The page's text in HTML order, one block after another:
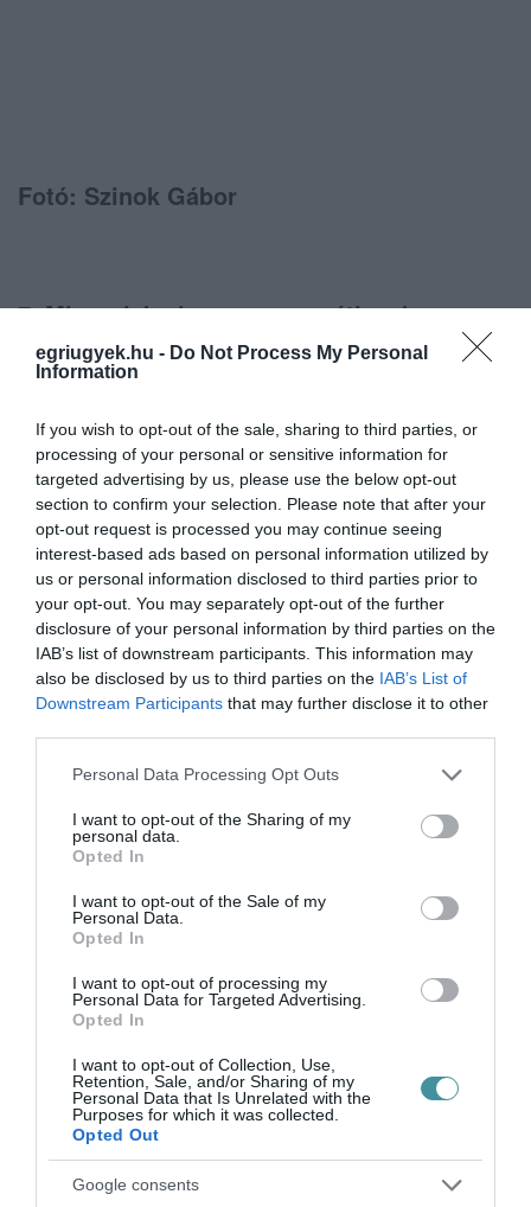
egriugyek.hu - Do Not Process My Personal
Information
If you wish to opt-out of the sale, sharing to third parties, or
processing of your personal or sensitive information for
targeted advertising by us, please use the below opt-out
section to confirm your selection. Please note that after your
opt-out request is processed you may continue seeing
interest-based ads based on personal information utilized by
us or personal information disclosed to third parties prior to
your opt-out. You may separately opt-out of the further
disclosure of your personal information by third parties on the
IAB’s list of downstream participants. This information may
also be disclosed by us to third parties on the IAB’s List of
Downstream Participants that may further disclose it to other
Please note that this website/app uses one or more Google
not limited to your visit or usage behaviour. You may click to
grant or deny consent to Google and its third-party tags to
use your data for below specified purposes in below Google
consent section.
Personal Data Processing Opt Outs
I want to opt-out of the Sharing of my
personal data.
Opted In
I want to opt-out of the Sale of my
Personal Data.
Opted In
I want to opt-out of processing my
Personal Data for Targeted Advertising.
Opted In
I want to opt-out of Collection, Use,
Retention, Sale, and/or Sharing of my
Personal Data that Is Unrelated with the
Purposes for which it was collected.
Opted Out
Google consents
Fotó: Szinok Gábor
7. Mi, egriek olyan szerencsétlenek
vagyunk, hogy a belváros szíve mellett egy
ekkora zöldterületre jöhetünk ki sétálni
egyedül vagy a családdal,
romantikázhatunk a párunkkal, hozhatjuk ki
a kedvenc négylábút. Ráadásul az az
ocsmány szökűkút sem kellene az
Érsekkert közepére.
Fotó: Szinok Gábor
8. Kár, hogy olyan egysíkú a történelmi
belváros, tele fakó, romos, színtelen
épületekkel.
Fotó: Szinok Gábor